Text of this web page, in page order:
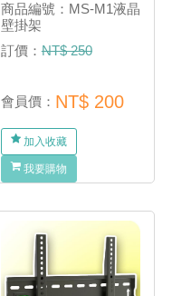
商品編號：MS-M1液晶
壁掛架
訂價：NT$ 250
會員價： NT$ 200
加入收藏
我要購物